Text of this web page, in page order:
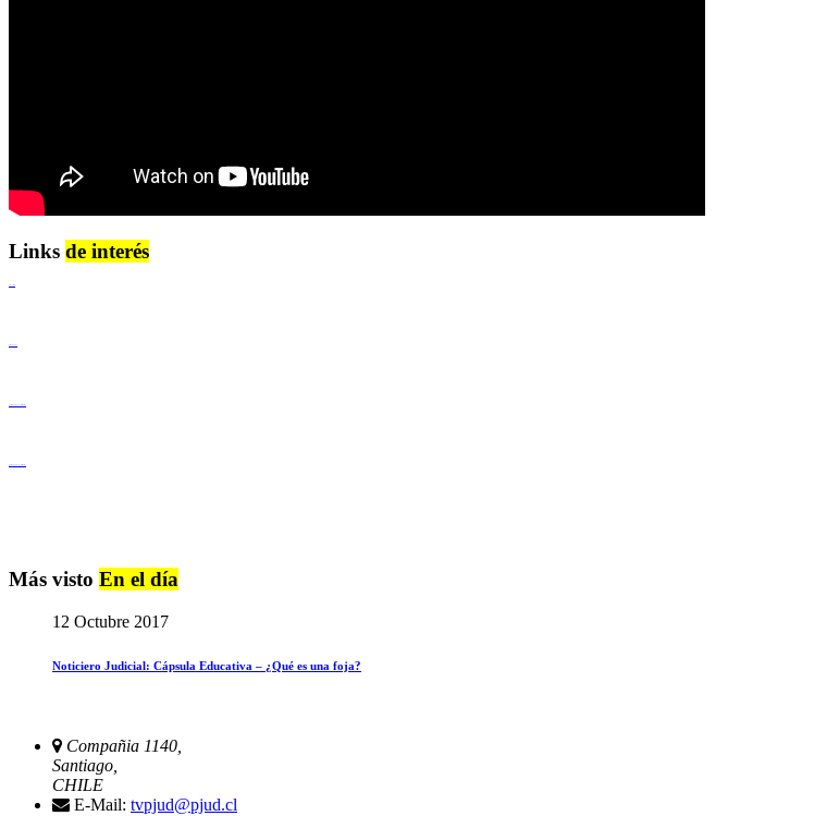
Links de interés
Más visto En el día
12 Octubre 2017
Noticiero Judicial: Cápsula Educativa – ¿Qué es una foja?
Compañia 1140,
Santiago,
CHILE
E-Mail: tvpjud@pjud.cl